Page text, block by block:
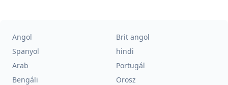
Angol
Brit angol
Spanyol
hindi
Arab
Portugál
Bengáli
Orosz